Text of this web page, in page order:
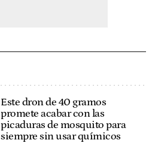
Este dron de 40 gramos
promete acabar con las
picaduras de mosquito para
siempre sin usar químicos